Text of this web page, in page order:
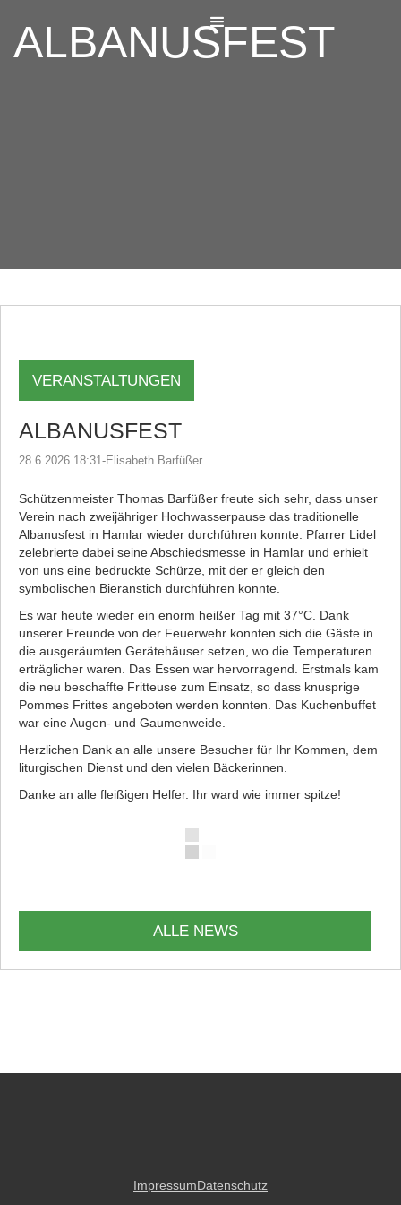
ALBANUSFEST
VERANSTALTUNGEN
ALBANUSFEST
28.6.2026 18:31-Elisabeth Barfüßer
Schützenmeister Thomas Barfüßer freute sich sehr, dass unser
Verein nach zweijähriger Hochwasserpause das traditionelle
Albanusfest in Hamlar wieder durchführen konnte. Pfarrer Lidel
zelebrierte dabei seine Abschiedsmesse in Hamlar und erhielt
von uns eine bedruckte Schürze, mit der er gleich den
symbolischen Bieranstich durchführen konnte.
Es war heute wieder ein enorm heißer Tag mit 37°C. Dank
unserer Freunde von der Feuerwehr konnten sich die Gäste in
die ausgeräumten Gerätehäuser setzen, wo die Temperaturen
erträglicher waren. Das Essen war hervorragend. Erstmals kam
die neu beschaffte Fritteuse zum Einsatz, so dass knusprige
Pommes Frittes angeboten werden konnten. Das Kuchenbuffet
war eine Augen- und Gaumenweide.
Herzlichen Dank an alle unsere Besucher für Ihr Kommen, dem
liturgischen Dienst und den vielen Bäckerinnen.
Danke an alle fleißigen Helfer. Ihr ward wie immer spitze!
ALLE NEWS
ImpressumDatenschutz